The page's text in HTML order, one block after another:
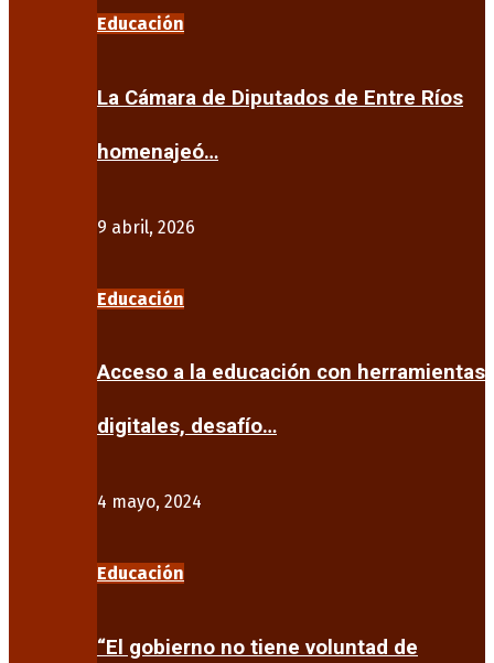
Educación
La Cámara de Diputados de Entre Ríos
homenajeó…
9 abril, 2026
Educación
Acceso a la educación con herramientas
digitales, desafío…
4 mayo, 2024
Educación
“El gobierno no tiene voluntad de